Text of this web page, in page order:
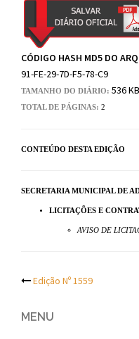
CÓDIGO HASH MD5 DO
91-FE-29-7D-F5-78-C9
TAMANHO DO DIÁRIO: 536 KB
TOTAL DE PÁGINAS: 2
CONTEÚDO DESTA EDIÇÃO
SECRETARIA MUNICIPAL DE
LICITAÇÕES E
AVISO DE
Post
Edição Nº 1559
MENU